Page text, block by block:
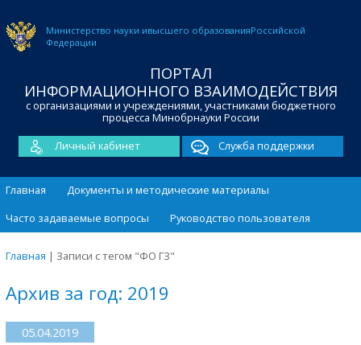
Министерство науки ивысшего образованияРоссийской
Федерации
ПОРТАЛ
ИНФОРМАЦИОННОГО ВЗАИМОДЕЙСТВИЯ
с организациями и учреждениями, участниками бюджетного
процесса Минобрнауки России
Личный кабинет
Служба поддержки
Главная
Документы и методические материалы
Часто задаваемые вопросы
Руководство пользователя
Главная | Записи с тегом "ФО ГЗ"
Архив за год: 2019
05.04.2019